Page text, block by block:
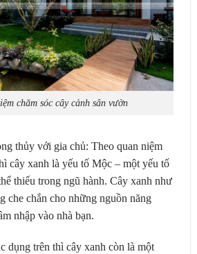
chăm sóc cây cảnh sân vườn
thủy với gia chủ: Theo quan niệm
cây xanh là yếu tố Mộc – một yếu tố
thiếu trong ngũ hành. Cây xanh như
che chắn cho những nguồn năng
nhập vào nhà bạn.
dụng trên thì cây xanh còn là một